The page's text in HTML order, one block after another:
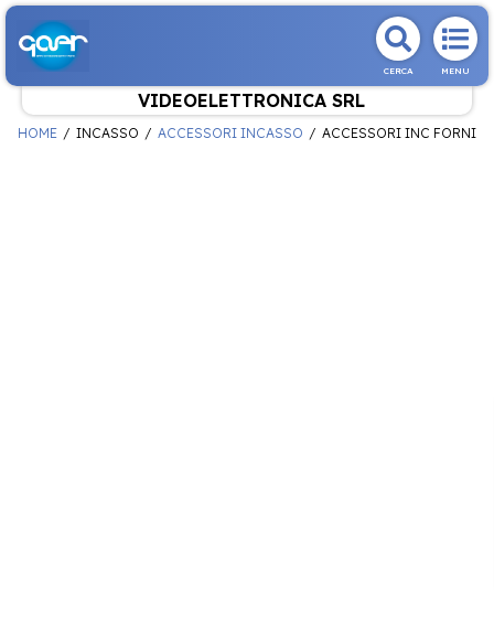
CERCA MENU
VIDEOELETTRONICA SRL
HOME INCASSO ACCESSORI INCASSO ACCESSORI INC FORNI